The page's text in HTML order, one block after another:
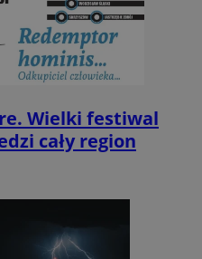
Wielki festiwal
cały region